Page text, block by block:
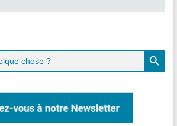
Search Button